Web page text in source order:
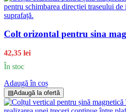
Colt orizontal pentru sina
42,35 lei
În stoc
Adaugă în coș
▤Adaugă la ofertă